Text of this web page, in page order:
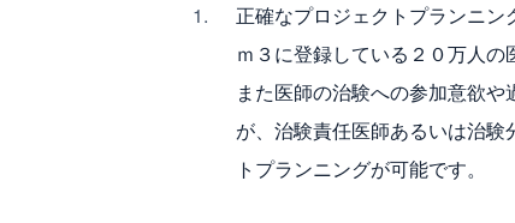
正確なプロジェクトプランニン
ｍ３に登録している２０万人の
また医師の治験への参加意欲
が、治験責任医師あるいは治
トプランニングが可能です。